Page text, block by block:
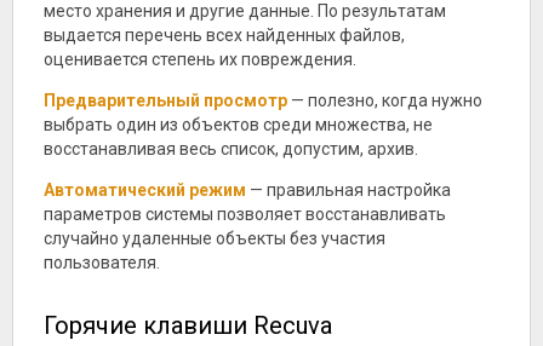
место хранения и другие данные. По результатам
выдается перечень всех найденных файлов,
оценивается степень их повреждения.
Предварительный просмотр — полезно, когда нужно
выбрать один из объектов среди множества, не
восстанавливая весь список, допустим, архив.
Автоматический режим — правильная настройка
параметров системы позволяет восстанавливать
случайно удаленные объекты без участия
пользователя.
Горячие клавиши Recuva